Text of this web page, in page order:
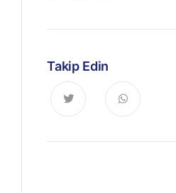
Takip Edin